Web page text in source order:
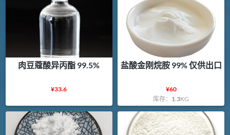
肉豆蔻酸异丙酯 99.5%
¥33.6
盐酸金刚烷胺 99% 仅供出口
¥60
库存： 1.3KG